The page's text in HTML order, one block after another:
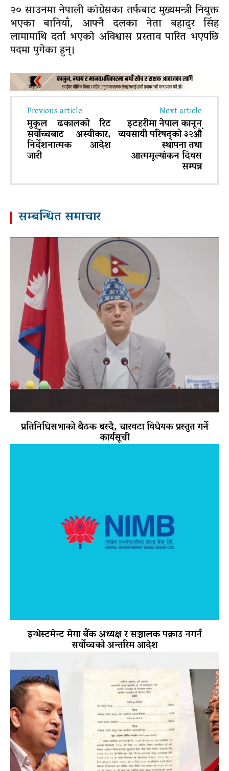
२० साउनमा नेपाली कांग्रेसका तर्फबाट मुख्यमन्त्री नियुक्त
भएका बानियाँ, आफ्नै दलका नेता बहादुर सिंह
लामामाथि दर्ता भएको अविश्वास प्रस्ताव पारित भएपछि
पदमा पुगेका हुन्।
Previous article
मुकुल ढकालको रिट
सर्वोच्चबाट अस्वीकार,
निर्देशनात्मक आदेश
जारी
Next article
इटहरीमा नेपाल कानून
व्यवसायी परिषद्को ३२औं
स्थापना तथा
आत्ममूल्यांकन दिवस
सम्पन्न
सम्बन्धित समाचार
प्रतिनिधिसभाको बैठक बस्दै, चारवटा विधेयक प्रस्तुत गर्ने
कार्यसूची
इन्भेस्टमेन्ट मेगा बैंक अध्यक्ष र सञ्चालक पक्राउ नगर्न
सर्वोच्चको अन्तरिम आदेश